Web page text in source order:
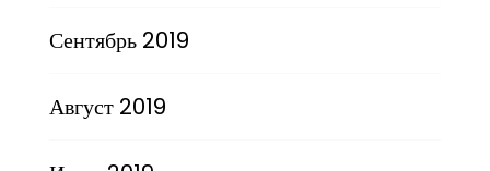
Сентябрь 2019
Август 2019